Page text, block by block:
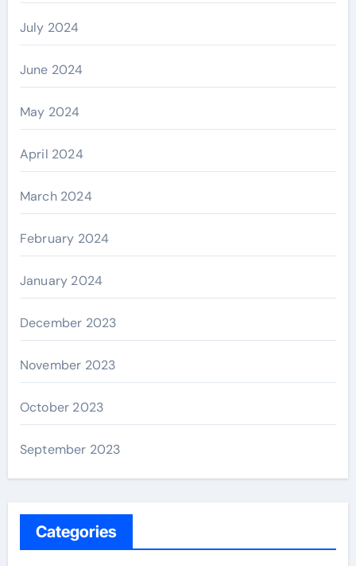
July 2024
June 2024
May 2024
April 2024
March 2024
February 2024
January 2024
December 2023
November 2023
October 2023
September 2023
Categories